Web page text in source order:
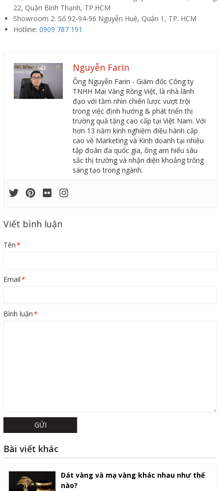
22, Quận Bình Thạnh, TP.HCM
Showroom 2: Số 92-94-96 Nguyễn Huệ, Quận 1, TP. HCM
Hotline: 0909 787 191
Nguyễn Farin
Ông Nguyễn Farin - Giám đốc Công ty
TNHH Mai Vàng Rồng Việt, là nhà lãnh
đạo với tầm nhìn chiến lược vượt trội
trong việc định hướng & phát triển thị
trường quà tặng cao cấp tại Việt Nam. Với
hơn 13 năm kinh nghiệm điều hành cấp
cao về Marketing và Kinh doanh tại nhiều
tập đoàn đa quốc gia, ông am hiểu sâu
sắc thị trường và nhận diện khoảng trống
sáng tạo trong ngành.
Viết bình luận
Tên*
Email*
Bình luận*
GỬI
Bài viết khác
Dát vàng và mạ vàng khác nhau như thế
nào?